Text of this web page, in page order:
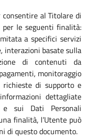
consentire al Titolare di
le seguenti finalità:
a specifici servizi
interazioni basate sulla
di contenuti da
monitoraggio
di supporto e
dettagliate
sui Dati Personali
finalità, l’Utente può
di questo documento.